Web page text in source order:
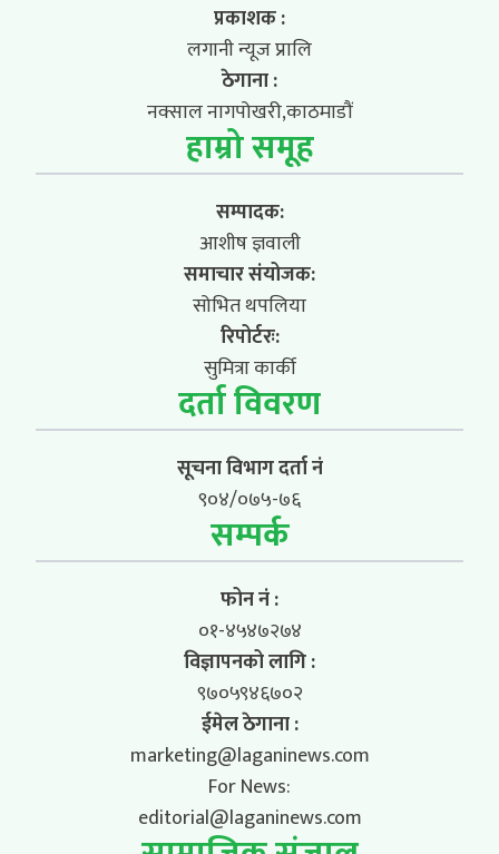
प्रकाशक :
लगानी न्यूज प्रालि
ठेगाना :
नक्साल नागपोखरी,काठमाडौं
हाम्रो समूह
सम्पादक:
आशीष ज्ञवाली
समाचार संयोजक:
सोभित थपलिया
रिपोर्टरः:
सुमित्रा कार्की
दर्ता विवरण
सूचना विभाग दर्ता नं
९०४/०७५-७६
सम्पर्क
फोन नं :
०१-४५४७२७४
विज्ञापनको लागि :
९७०५९४६७०२
ईमेल ठेगाना :
marketing@laganinews.com
For News:
editorial@laganinews.com